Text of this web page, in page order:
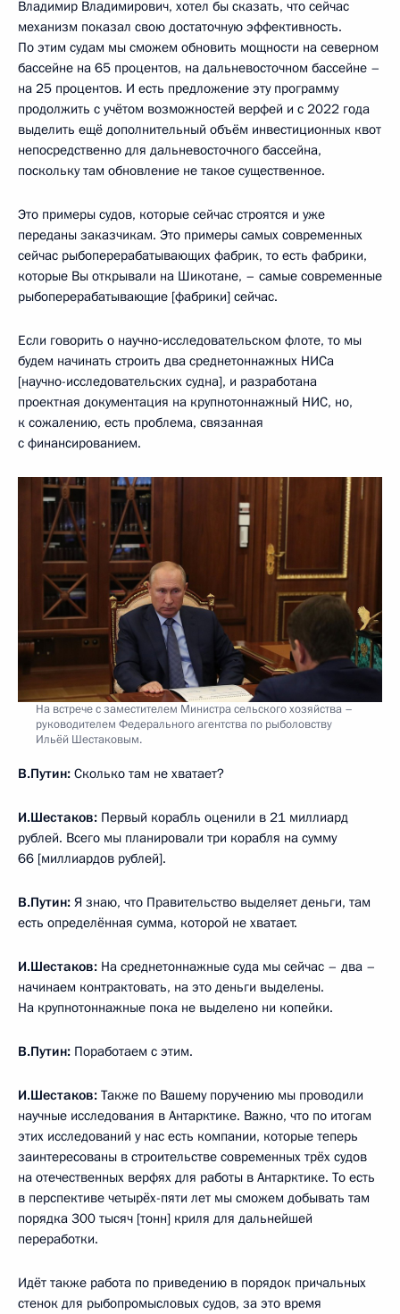
Владимир Владимирович, хотел бы сказать, что сейчас
механизм показал свою достаточную эффективность.
По этим судам мы сможем обновить мощности на северном
бассейне на 65 процентов, на дальневосточном бассейне –
на 25 процентов. И есть предложение эту программу
продолжить с учётом возможностей верфей и с 2022 года
выделить ещё дополнительный объём инвестиционных квот
непосредственно для дальневосточного бассейна,
поскольку там обновление не такое существенное.
Это примеры судов, которые сейчас строятся и уже
переданы заказчикам. Это примеры самых современных
сейчас рыбоперерабатывающих фабрик, то есть фабрики,
которые Вы открывали на Шикотане, – самые современные
рыбоперерабатывающие [фабрики] сейчас.
Если говорить о научно‑исследовательском флоте, то мы
будем начинать строить два среднетоннажных НИСа
[научно-исследовательских судна], и разработана
проектная документация на крупнотоннажный НИС, но,
к сожалению, есть проблема, связанная
с финансированием.
На встрече с заместителем Министра сельского хозяйства –
руководителем Федерального агентства по рыболовству
Ильёй Шестаковым.
В.Путин: Сколько там не хватает?
И.Шестаков: Первый корабль оценили в 21 миллиард
рублей. Всего мы планировали три корабля на сумму
66 [миллиардов рублей].
В.Путин: Я знаю, что Правительство выделяет деньги, там
есть определённая сумма, которой не хватает.
И.Шестаков: На среднетоннажные суда мы сейчас – два –
начинаем контрактовать, на это деньги выделены.
На крупнотоннажные пока не выделено ни копейки.
В.Путин: Поработаем с этим.
И.Шестаков: Также по Вашему поручению мы проводили
научные исследования в Антарктике. Важно, что по итогам
этих исследований у нас есть компании, которые теперь
заинтересованы в строительстве современных трёх судов
на отечественных верфях для работы в Антарктике. То есть
в перспективе четырёх-пяти лет мы сможем добывать там
порядка 300 тысяч [тонн] криля для дальнейшей
переработки.
Идёт также работа по приведению в порядок причальных
стенок для рыбопромысловых судов, за это время